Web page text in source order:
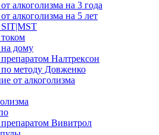
алкоголизма на 3 года
алкоголизма на 5 лет
дому
Налтрексон
методу Довженко
от алкоголизма
Вивитрол